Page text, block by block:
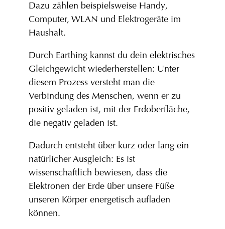
Dazu zählen beispielsweise Handy,
Computer, WLAN und Elektrogeräte im
Haushalt.
Durch Earthing kannst du dein elektrisches
Gleichgewicht wiederherstellen: Unter
diesem Prozess versteht man die
Verbindung des Menschen, wenn er zu
positiv geladen ist, mit der Erdoberfläche,
die negativ geladen ist.
Dadurch entsteht über kurz oder lang ein
natürlicher Ausgleich: Es ist
wissenschaftlich bewiesen, dass die
Elektronen der Erde über unsere Füße
unseren Körper energetisch aufladen
können.